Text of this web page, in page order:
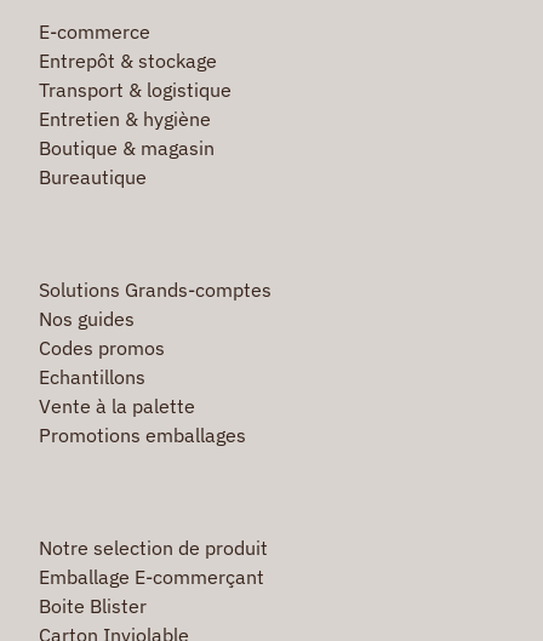
E-commerce
Entrepôt & stockage
Transport & logistique
Entretien & hygiène
Boutique & magasin
Bureautique
Solutions Grands-comptes
Nos guides
Codes promos
Echantillons
Vente à la palette
Promotions emballages
Notre selection de produit
Emballage E-commerçant
Boite Blister
Carton Inviolable